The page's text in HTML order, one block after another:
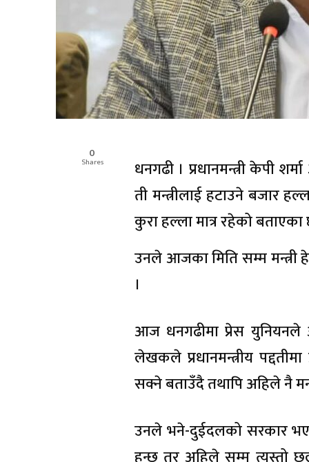
0
Shares
धनगढी । प्रधानमन्त्री केपी
ती मन्त्रीलाई हटाउने बजार
कुरा हल्ला मात्र रहेको
उनले आजका मिति सम्म
।
आज धनगढीमा प्रेस युनियनले
लेखकले प्रधानमन्त्रीय
सक्ने बताउँदै तथापि अहिले नै
उनले भने-दुईदलको सरकार